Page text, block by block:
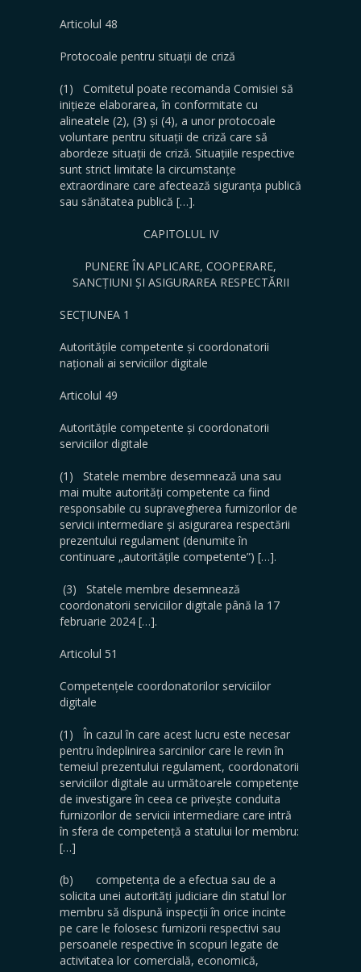
Articolul 48
Protocoale pentru situații de criză
(1) Comitetul poate recomanda Comisiei să
inițieze elaborarea, în conformitate cu
alineatele (2), (3) și (4), a unor protocoale
voluntare pentru situații de criză care să
abordeze situații de criză. Situațiile respective
sunt strict limitate la circumstanțe
extraordinare care afectează siguranța publică
sau sănătatea publică […].
CAPITOLUL IV
PUNERE ÎN APLICARE, COOPERARE,
SANCȚIUNI ȘI ASIGURAREA RESPECTĂRII
SECȚIUNEA 1
Autoritățile competente și coordonatorii
naționali ai serviciilor digitale
Articolul 49
Autoritățile competente și coordonatorii
serviciilor digitale
(1) Statele membre desemnează una sau
mai multe autorități competente ca fiind
responsabile cu supravegherea furnizorilor de
servicii intermediare și asigurarea respectării
prezentului regulament (denumite în
continuare „autoritățile competente”) […].
(3) Statele membre desemnează
coordonatorii serviciilor digitale până la 17
februarie 2024 […].
Articolul 51
Competențele coordonatorilor serviciilor
digitale
(1) În cazul în care acest lucru este necesar
pentru îndeplinirea sarcinilor care le revin în
temeiul prezentului regulament, coordonatorii
serviciilor digitale au următoarele competențe
de investigare în ceea ce privește conduita
furnizorilor de servicii intermediare care intră
în sfera de competență a statului lor membru:
[…]
(b) competența de a efectua sau de a
solicita unei autorități judiciare din statul lor
membru să dispună inspecții în orice incinte
pe care le folosesc furnizorii respectivi sau
persoanele respective în scopuri legate de
activitatea lor comercială, economică,